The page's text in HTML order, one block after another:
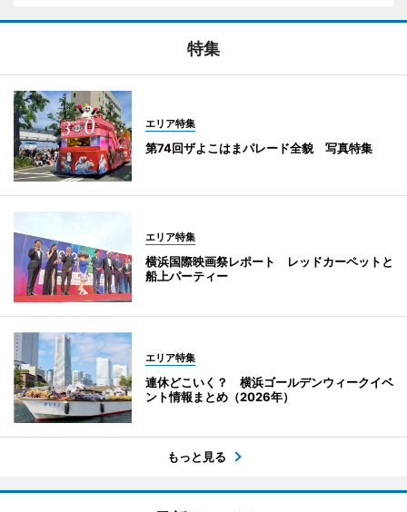
特集
エリア特集
第74回ザよこはまパレード全貌 写真特集
エリア特集
横浜国際映画祭レポート レッドカーペットと
船上パーティー
エリア特集
連休どこいく？ 横浜ゴールデンウィークイベ
ント情報まとめ（2026年）
もっと見る